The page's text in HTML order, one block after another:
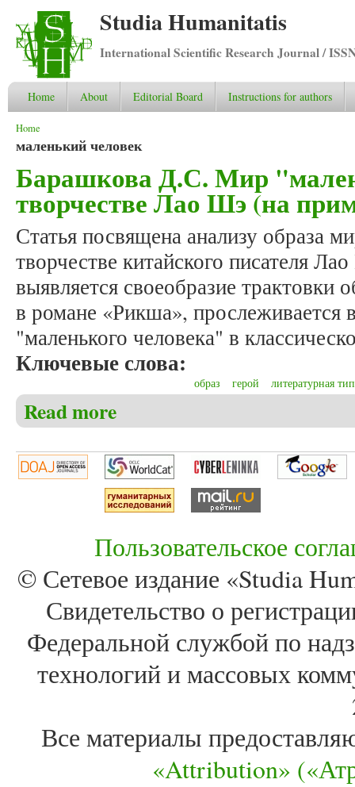
Studia Humanitatis
International Scientific Research Journal /
Home About Editorial Board Instructions for authors
You are here
Home
маленький человек
Барашкова Д.С. Мир
творчестве Лао Шэ (на
Статья посвящена анализу образа
творчестве китайского писателя
выявляется своеобразие трактовки
в романе «Рикша», прослеживается
"маленького человека" в
Ключевые слова:
образ герой литературная
Read more
Пользовательское
© Сетевое издание «Studia
Свидетельство о
Федеральной службой по
технологий и массовых
Все материалы
«Attribution»